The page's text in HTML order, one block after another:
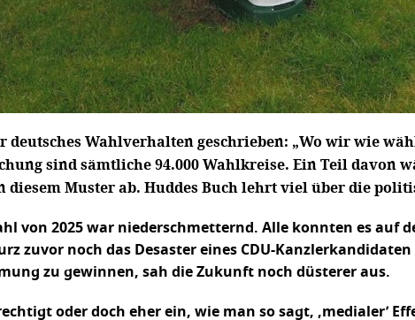
deutsches Wahlverhalten geschrieben: „Wo wir wie
sind sämtliche 94.000 Wahlkreise. Ein Teil davon
Muster ab. Huddes Buch lehrt viel über die
von 2025 war niederschmetternd. Alle konnten es
zuvor noch das Desaster eines CDU-
zu gewinnen, sah die Zukunft noch düsterer aus.
oder doch eher ein, wie man so sagt, ‚medialer’